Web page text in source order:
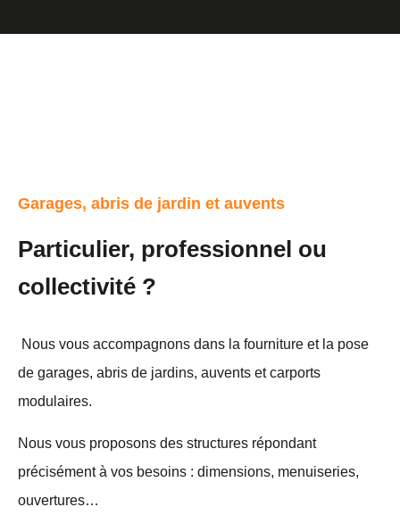
Garages, abris de jardin et auvents
Particulier, professionnel ou
collectivité ?
Nous vous accompagnons dans la fourniture et la pose
de garages, abris de jardins, auvents et carports
modulaires.
Nous vous proposons des structures répondant
précisément à vos besoins : dimensions, menuiseries,
ouvertures…